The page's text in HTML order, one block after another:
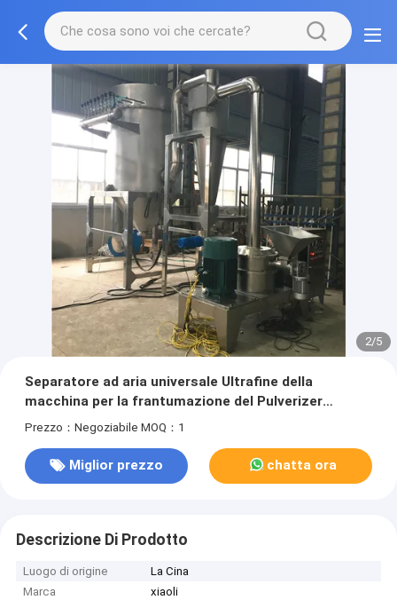
2/5
Separatore ad aria universale Ultrafine della
macchina per la frantumazione del Pulverizer
3800RPM per polietilene
Prezzo：Negoziabile MOQ：1
Miglior prezzo chatta ora
Descrizione Di Prodotto
Luogo di origine
La Cina
Marca
xiaoli